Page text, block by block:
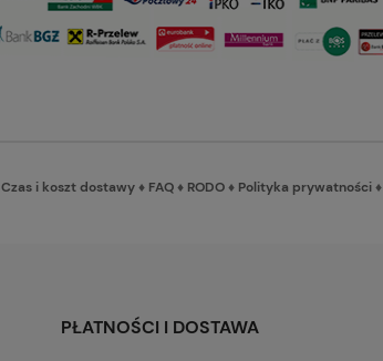
Czas i koszt dostawy♦ FAQ♦ RODO♦ Polityka prywatności♦
PŁATNOŚCI I DOSTAWA